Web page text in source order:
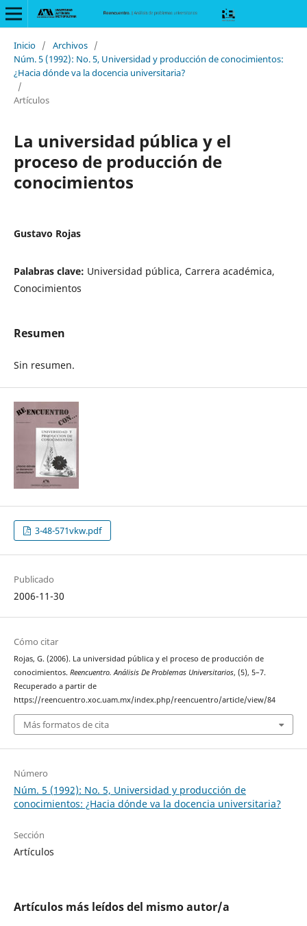
Inicio / Archivos /
Núm. 5 (1992): No. 5, Universidad y producción de conocimientos:
¿Hacia dónde va la docencia universitaria?
/
Artículos
La universidad pública y el
proceso de producción de
conocimientos
Gustavo Rojas
Palabras clave: Universidad pública, Carrera académica,
Conocimientos
Resumen
Sin resumen.
3-48-571vkw.pdf
Publicado
2006-11-30
Cómo citar
Rojas, G. (2006). La universidad pública y el proceso de producción de
conocimientos. Reencuentro. Análisis De Problemas Universitarios, (5), 5–7.
Recuperado a partir de
https://reencuentro.xoc.uam.mx/index.php/reencuentro/article/view/84
Más formatos de cita
Número
Núm. 5 (1992): No. 5, Universidad y producción de
conocimientos: ¿Hacia dónde va la docencia universitaria?
Sección
Artículos
Artículos más leídos del mismo autor/a